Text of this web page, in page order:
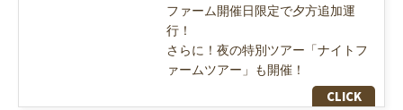
ファーム開催日限定で夕方追加運
行！
さらに！夜の特別ツアー「ナイトフ
ァームツアー」も開催！